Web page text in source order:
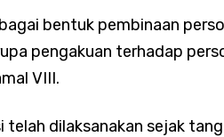
bentuk pembinaan
pengakuan terhadap
VIII.
telah dilaksanakan sejak